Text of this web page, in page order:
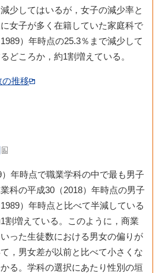
少してはいるが，女子の減少率と
女子が多く在籍していた家庭科で
）年時点の25.3％まで減少して
どころか，約1割増えている。
推移
年時点で職業学科の中で最も男子
科の平成30（2018）年時点の男子
）年時点と比べて半減している
割増えている。このように，商業
った生徒数における男女の偏りが
，男女差が以前と比べて小さくな
る。学科の選択にあたり性別の垣